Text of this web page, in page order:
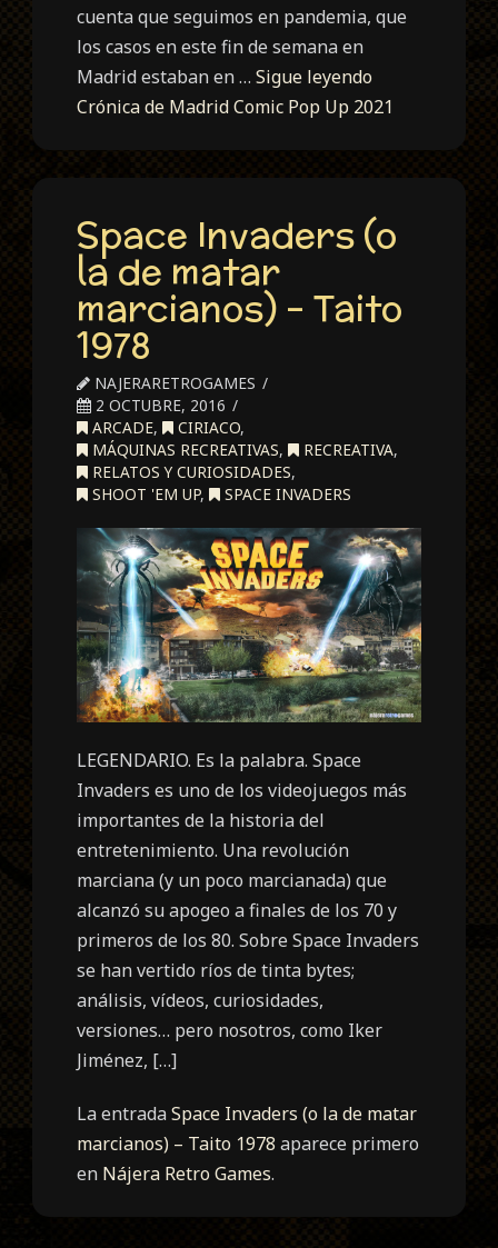
cuenta que seguimos en pandemia, que
los casos en este fin de semana en
Madrid estaban en …Sigue leyendo
Crónica de Madrid Comic Pop Up 2021
Space Invaders (o
la de matar
marcianos) – Taito
1978
NAJERARETROGAMES
2 OCTUBRE, 2016
ARCADE, CIRIACO,
MÁQUINAS RECREATIVAS, RECREATIVA,
RELATOS Y CURIOSIDADES,
SHOOT 'EM UP, SPACE INVADERS
LEGENDARIO. Es la palabra. Space
Invaders es uno de los videojuegos más
importantes de la historia del
entretenimiento. Una revolución
marciana (y un poco marcianada) que
alcanzó su apogeo a finales de los 70 y
primeros de los 80. Sobre Space Invaders
se han vertido ríos de tinta bytes;
análisis, vídeos, curiosidades,
versiones… pero nosotros, como Iker
Jiménez, […]
La entradaSpace Invaders (o la de matar
marcianos) – Taito 1978 aparece primero
en Nájera Retro Games.